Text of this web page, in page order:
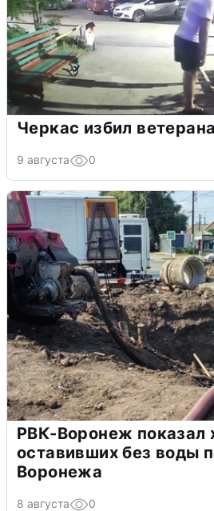
Черкас избил
9 августа 0
РВК-Воронеж показал
оставивших без воды
Воронежа
8 августа 0